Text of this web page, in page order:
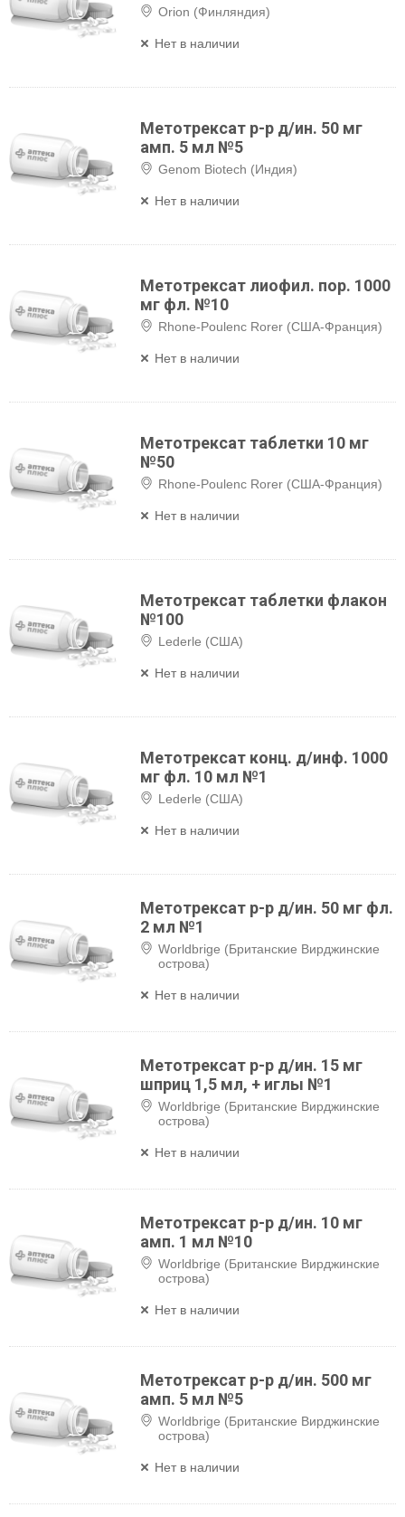
Orion (Финляндия)
Нет в наличии
Метотрексат р-р д/ин. 50 мг
амп. 5 мл №5
Genom Biotech (Индия)
Нет в наличии
Метотрексат лиофил. пор. 1000
мг фл. №10
Rhone-Poulenc Rorer (США-Франция)
Нет в наличии
Метотрексат таблетки 10 мг
№50
Rhone-Poulenc Rorer (США-Франция)
Нет в наличии
Метотрексат таблетки флакон
№100
Lederle (США)
Нет в наличии
Метотрексат конц. д/инф. 1000
мг фл. 10 мл №1
Lederle (США)
Нет в наличии
Метотрексат р-р д/ин. 50 мг фл.
2 мл №1
Worldbrige (Британские Вирджинские
острова)
Нет в наличии
Метотрексат р-р д/ин. 15 мг
шприц 1,5 мл, + иглы №1
Worldbrige (Британские Вирджинские
острова)
Нет в наличии
Метотрексат р-р д/ин. 10 мг
амп. 1 мл №10
Worldbrige (Британские Вирджинские
острова)
Нет в наличии
Метотрексат р-р д/ин. 500 мг
амп. 5 мл №5
Worldbrige (Британские Вирджинские
острова)
Нет в наличии